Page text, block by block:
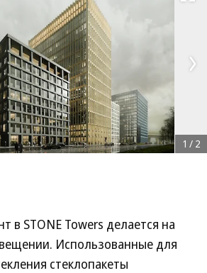
1 / 2
в STONE Towers делается на
Использованные для
стеклопакеты